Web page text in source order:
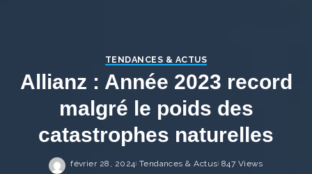
TENDANCES & ACTUS
Allianz : Année 2023 record
malgré le poids des
catastrophes naturelles
février 28, 2024 Tendances & Actus 847 Views